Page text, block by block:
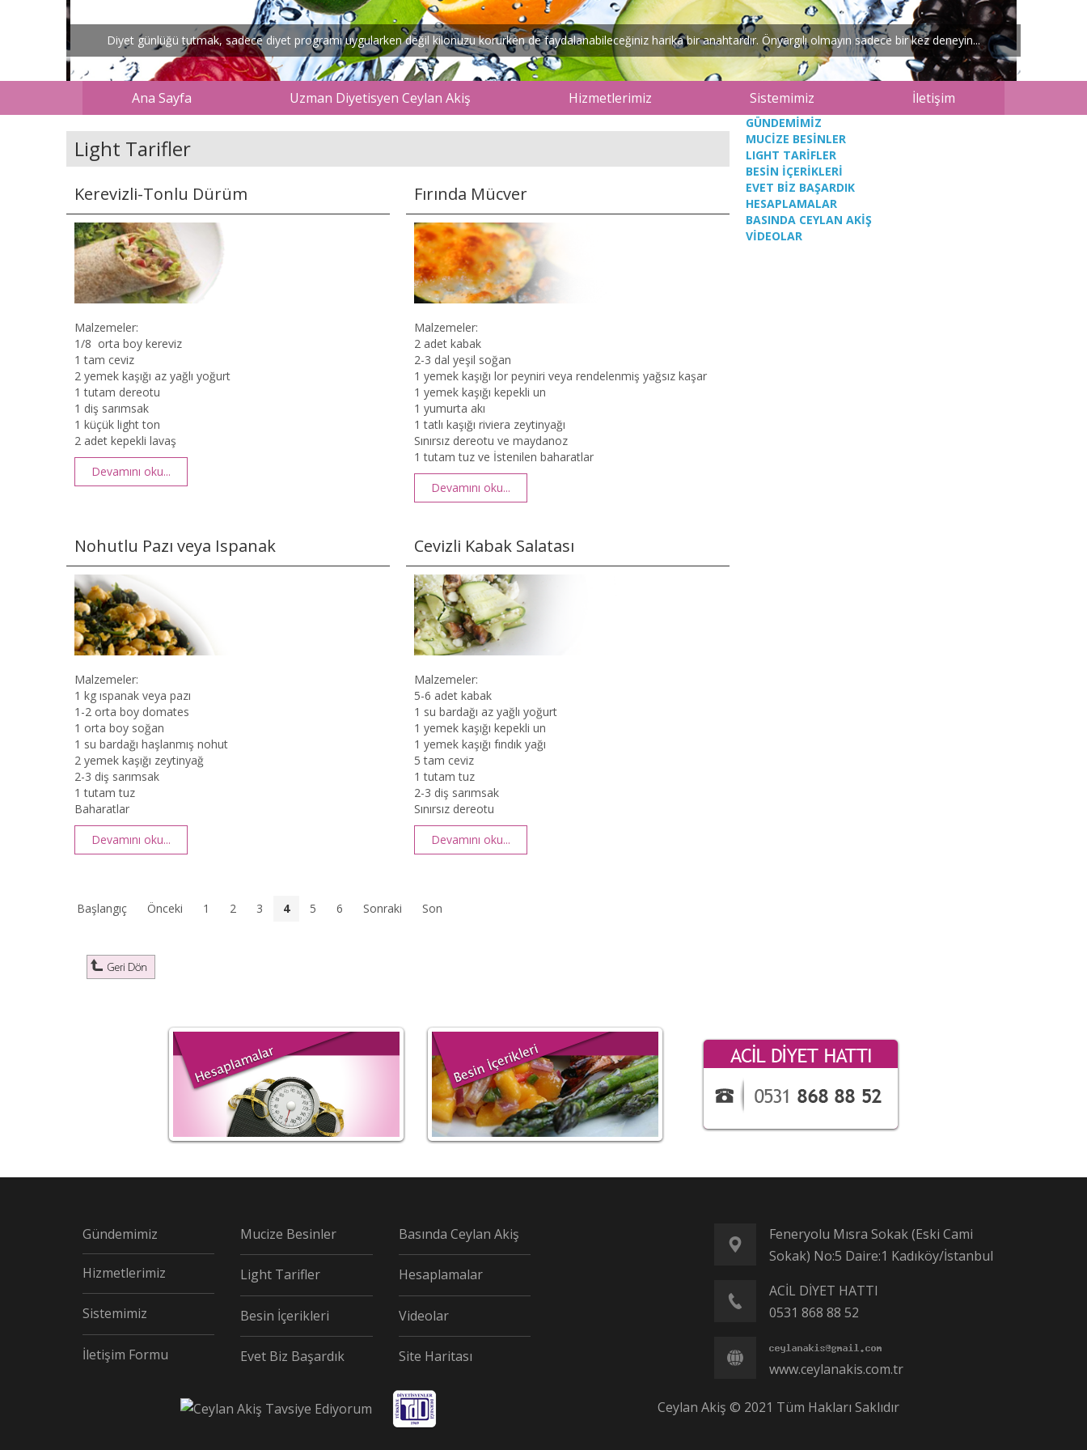
Diyet günlüğü tutmak, sadece diyet programı uygularken değil kilonuzu korurken de faydalanabileceğiniz harika bir anahtardır. Önyargılı olmayın sadece bir kez deneyin...
Ana Sayfa Uzman Diyetisyen Ceylan Akiş Hizmetlerimiz Sistemimiz İletişim
Light Tarifler
Kerevizli-Tonlu Dürüm
Malzemeler:
1/8 orta boy kereviz
1 tam ceviz
2 yemek kaşığı az yağlı yoğurt
1 tutam dereotu
1 diş sarımsak
1 küçük light ton
2 adet kepekli lavaş
Devamını oku...
Fırında Mücver
Malzemeler:
2 adet kabak
2-3 dal yeşil soğan
1 yemek kaşığı lor peyniri veya rendelenmiş yağsız kaşar
1 yemek kaşığı kepekli un
1 yumurta akı
1 tatlı kaşığı riviera zeytinyağı
Sınırsız dereotu ve maydanoz
1 tutam tuz ve İstenilen baharatlar
Devamını oku...
Nohutlu Pazı veya Ispanak
Malzemeler:
1 kg ıspanak veya pazı
1-2 orta boy domates
1 orta boy soğan
1 su bardağı haşlanmış nohut
2 yemek kaşığı zeytinyağ
2-3 diş sarımsak
1 tutam tuz
Baharatlar
Devamını oku...
Cevizli Kabak Salatası
Malzemeler:
5-6 adet kabak
1 su bardağı az yağlı yoğurt
1 yemek kaşığı kepekli un
1 yemek kaşığı fındık yağı
5 tam ceviz
1 tutam tuz
2-3 diş sarımsak
Sınırsız dereotu
Devamını oku...
Başlangıç Önceki 1 2 3 4 5 6 Sonraki Son
GÜNDEMİMİZ
MUCİZE BESİNLER
LIGHT TARİFLER
BESİN İÇERİKLERİ
EVET BİZ BAŞARDIK
HESAPLAMALAR
BASINDA CEYLAN AKİŞ
VİDEOLAR
Gündemimiz
Hizmetlerimiz
Sistemimiz
İletişim Formu
Mucize Besinler
Light Tarifler
Besin İçerikleri
Evet Biz Başardık
Basında Ceylan Akiş
Hesaplamalar
Videolar
Site Haritası
Feneryolu Mısra Sokak (Eski Cami
Sokak) No:5 Daire:1 Kadıköy/İstanbul
ACİL DİYET HATTI
0531 868 88 52
www.ceylanakis.com.tr
Ceylan Akiş © 2021 Tüm Hakları Saklıdır